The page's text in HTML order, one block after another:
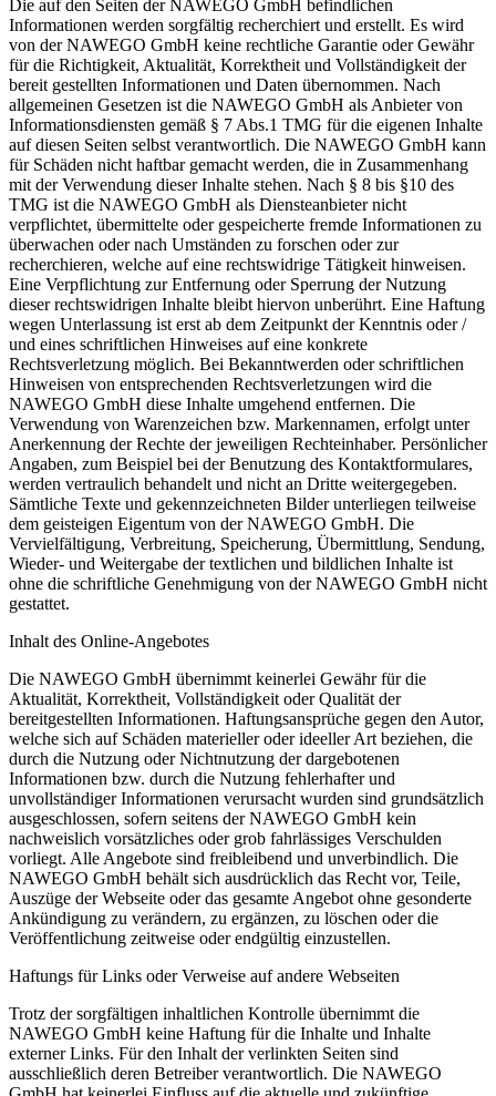
Die auf den Seiten der NAWEGO GmbH befindlichen
Informationen werden sorgfältig recherchiert und erstellt. Es wird
von der NAWEGO GmbH keine rechtliche Garantie oder Gewähr
für die Richtigkeit, Aktualität, Korrektheit und Vollständigkeit der
bereit gestellten Informationen und Daten übernommen. Nach
allgemeinen Gesetzen ist die NAWEGO GmbH als Anbieter von
Informationsdiensten gemäß § 7 Abs.1 TMG für die eigenen Inhalte
auf diesen Seiten selbst verantwortlich. Die NAWEGO GmbH kann
für Schäden nicht haftbar gemacht werden, die in Zusammenhang
mit der Verwendung dieser Inhalte stehen. Nach § 8 bis §10 des
TMG ist die NAWEGO GmbH als Diensteanbieter nicht
verpflichtet, übermittelte oder gespeicherte fremde Informationen zu
überwachen oder nach Umständen zu forschen oder zur
recherchieren, welche auf eine rechtswidrige Tätigkeit hinweisen.
Eine Verpflichtung zur Entfernung oder Sperrung der Nutzung
dieser rechtswidrigen Inhalte bleibt hiervon unberührt. Eine Haftung
wegen Unterlassung ist erst ab dem Zeitpunkt der Kenntnis oder /
und eines schriftlichen Hinweises auf eine konkrete
Rechtsverletzung möglich. Bei Bekanntwerden oder schriftlichen
Hinweisen von entsprechenden Rechtsverletzungen wird die
NAWEGO GmbH diese Inhalte umgehend entfernen. Die
Verwendung von Warenzeichen bzw. Markennamen, erfolgt unter
Anerkennung der Rechte der jeweiligen Rechteinhaber. Persönlicher
Angaben, zum Beispiel bei der Benutzung des Kontaktformulares,
werden vertraulich behandelt und nicht an Dritte weitergegeben.
Sämtliche Texte und gekennzeichneten Bilder unterliegen teilweise
dem geisteigen Eigentum von der NAWEGO GmbH. Die
Vervielfältigung, Verbreitung, Speicherung, Übermittlung, Sendung,
Wieder- und Weitergabe der textlichen und bildlichen Inhalte ist
ohne die schriftliche Genehmigung von der NAWEGO GmbH nicht
gestattet.
Inhalt des Online-Angebotes
Die NAWEGO GmbH übernimmt keinerlei Gewähr für die
Aktualität, Korrektheit, Vollständigkeit oder Qualität der
bereitgestellten Informationen. Haftungsansprüche gegen den Autor,
welche sich auf Schäden materieller oder ideeller Art beziehen, die
durch die Nutzung oder Nichtnutzung der dargebotenen
Informationen bzw. durch die Nutzung fehlerhafter und
unvollständiger Informationen verursacht wurden sind grundsätzlich
ausgeschlossen, sofern seitens der NAWEGO GmbH kein
nachweislich vorsätzliches oder grob fahrlässiges Verschulden
vorliegt. Alle Angebote sind freibleibend und unverbindlich. Die
NAWEGO GmbH behält sich ausdrücklich das Recht vor, Teile,
Auszüge der Webseite oder das gesamte Angebot ohne gesonderte
Ankündigung zu verändern, zu ergänzen, zu löschen oder die
Veröffentlichung zeitweise oder endgültig einzustellen.
Haftungs für Links oder Verweise auf andere Webseiten
Trotz der sorgfältigen inhaltlichen Kontrolle übernimmt die
NAWEGO GmbH keine Haftung für die Inhalte und Inhalte
externer Links. Für den Inhalt der verlinkten Seiten sind
ausschließlich deren Betreiber verantwortlich. Die NAWEGO